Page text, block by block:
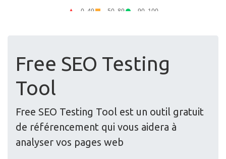
Free SEO Testing
Tool
Free SEO Testing Tool est un outil gratuit
de référencement qui vous aidera à
analyser vos pages web